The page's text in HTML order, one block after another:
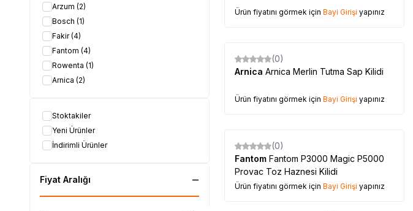
Arzum (2)
Bosch (1)
Fakir(4)
Fantom (4)
Rowenta (1)
Arnica (2)
Stoktakiler
Yeni Ürünler
İndirimli Ürünler
Fiyat Aralığı
Ürün fiyatını görmek için Bayi Girişi yapınız
(0)
Arnica Arnica Merlin Tutma Sap Kilidi
Ürün fiyatını görmek için Bayi Girişi yapınız
(0)
Fantom Fantom P3000 Magic P5000
Provac Toz Haznesi Kilidi
Ürün fiyatını görmek için Bayi Girişi yapınız